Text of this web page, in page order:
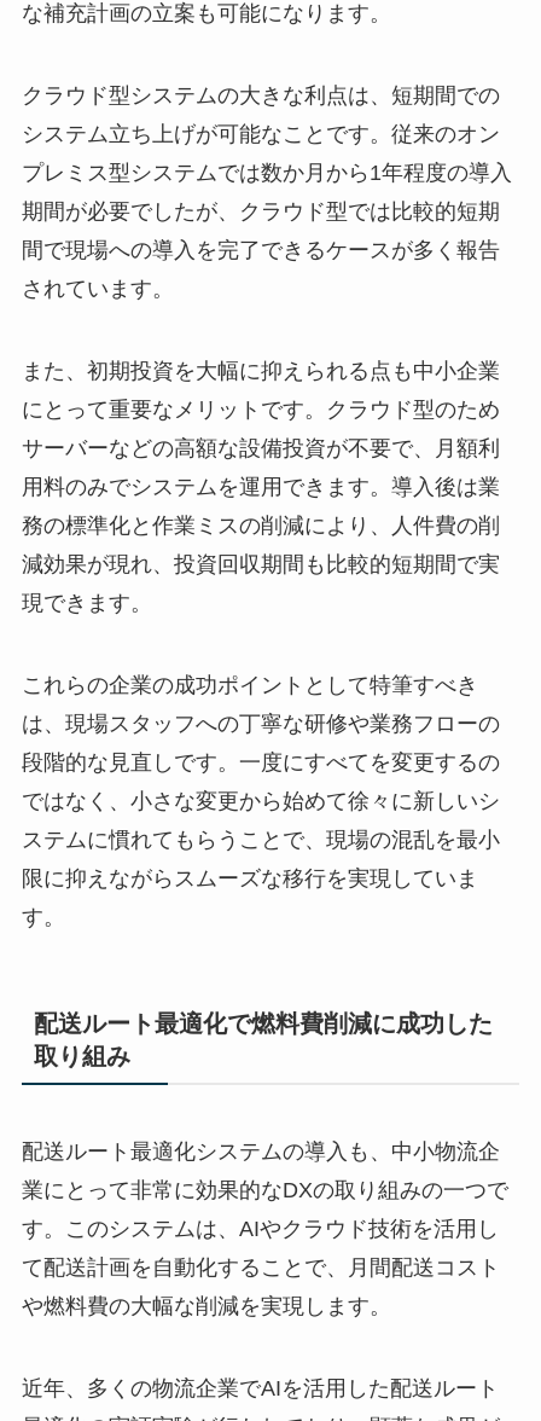
な補充計画の立案も可能になります。
クラウド型システムの大きな利点は、短期間での
システム立ち上げが可能なことです。従来のオン
プレミス型システムでは数か月から1年程度の導入
期間が必要でしたが、クラウド型では比較的短期
間で現場への導入を完了できるケースが多く報告
されています。
また、初期投資を大幅に抑えられる点も中小企業
にとって重要なメリットです。クラウド型のため
サーバーなどの高額な設備投資が不要で、月額利
用料のみでシステムを運用できます。導入後は業
務の標準化と作業ミスの削減により、人件費の削
減効果が現れ、投資回収期間も比較的短期間で実
現できます。
これらの企業の成功ポイントとして特筆すべき
は、現場スタッフへの丁寧な研修や業務フローの
段階的な見直しです。一度にすべてを変更するの
ではなく、小さな変更から始めて徐々に新しいシ
ステムに慣れてもらうことで、現場の混乱を最小
限に抑えながらスムーズな移行を実現していま
す。
配送ルート最適化で燃料費削減に成功した
取り組み
配送ルート最適化システムの導入も、中小物流企
業にとって非常に効果的なDXの取り組みの一つで
す。このシステムは、AIやクラウド技術を活用し
て配送計画を自動化することで、月間配送コスト
や燃料費の大幅な削減を実現します。
近年、多くの物流企業でAIを活用した配送ルート